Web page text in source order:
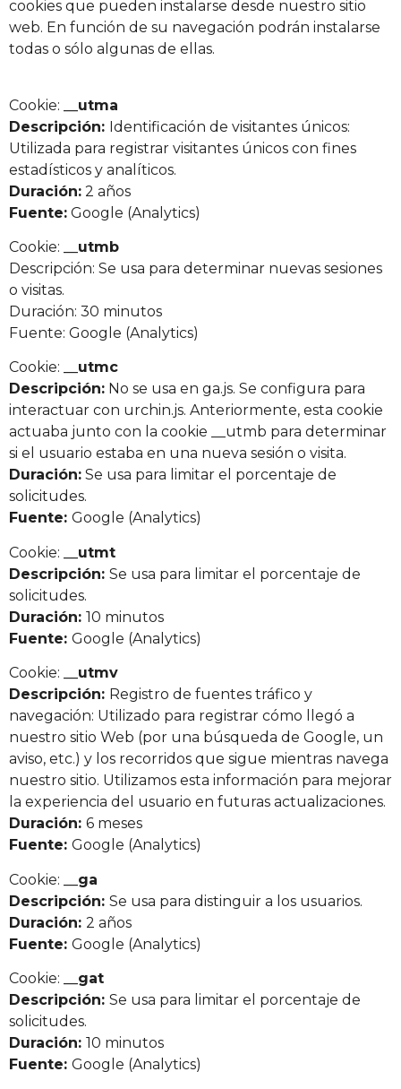
cookies que pueden instalarse desde nuestro sitio
web. En función de su navegación podrán instalarse
todas o sólo algunas de ellas.
Cookie:
__utma
Descripción: Identificación de visitantes únicos:
Utilizada para registrar visitantes únicos con fines
estadísticos y analíticos.
Duración: 2 años
Fuente: Google (Analytics)
Cookie:
__utmb
Descripción: Se usa para determinar nuevas sesiones
o visitas.
Duración: 30 minutos
Fuente: Google (Analytics)
Cookie:
__utmc
Descripción: No se usa en ga.js. Se configura para
interactuar con urchin.js. Anteriormente, esta cookie
actuaba junto con la cookie __utmb para determinar
si el usuario estaba en una nueva sesión o visita.
Duración: Se usa para limitar el porcentaje de
solicitudes.
Fuente: Google (Analytics)
Cookie:
__utmt
Descripción: Se usa para limitar el porcentaje de
solicitudes.
Duración: 10 minutos
Fuente: Google (Analytics)
Cookie:
__utmv
Descripción: Registro de fuentes tráfico y
navegación: Utilizado para registrar cómo llegó a
nuestro sitio Web (por una búsqueda de Google, un
aviso, etc.) y los recorridos que sigue mientras navega
nuestro sitio. Utilizamos esta información para mejorar
la experiencia del usuario en futuras actualizaciones.
Duración: 6 meses
Fuente: Google (Analytics)
Cookie:
__ga
Descripción: Se usa para distinguir a los usuarios.
Duración: 2 años
Fuente: Google (Analytics)
Cookie:
__gat
Descripción: Se usa para limitar el porcentaje de
solicitudes.
Duración: 10 minutos
Fuente: Google (Analytics)